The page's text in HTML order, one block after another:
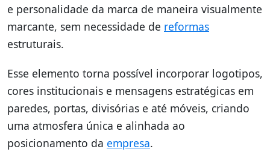
e personalidade da marca de maneira visualmente
marcante, sem necessidade de reformas
estruturais.
Esse elemento torna possível incorporar logotipos,
cores institucionais e mensagens estratégicas em
paredes, portas, divisórias e até móveis, criando
uma atmosfera única e alinhada ao
posicionamento da empresa.